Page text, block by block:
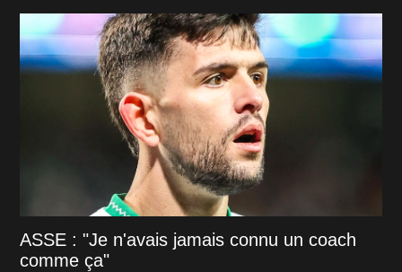
ASSE : "Je n'avais jamais connu un coach
comme ça"